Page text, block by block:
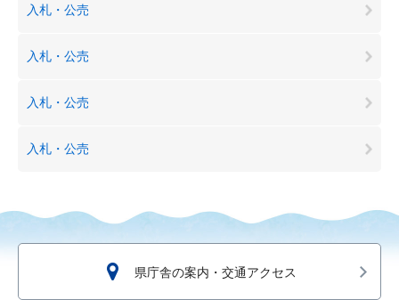
入札・公売
入札・公売
入札・公売
入札・公売
県庁舎の案内・交通アクセス